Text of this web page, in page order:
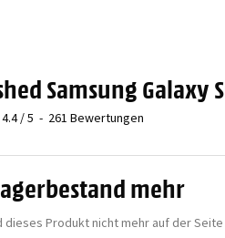
Samsung Galaxy
4.4 /5 - 261 Bewertungen
mehr
dieses Produkt nicht mehr auf der